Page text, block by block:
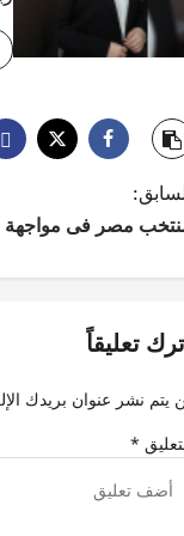
مصر فى مواجهة
اترك تعليقاً
يتم نشر عنوان بريدك
*